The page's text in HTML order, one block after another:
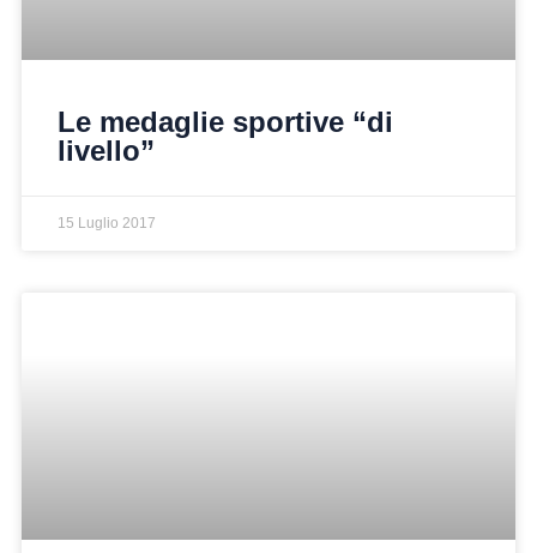
Le medaglie sportive “di
livello”
15 Luglio 2017